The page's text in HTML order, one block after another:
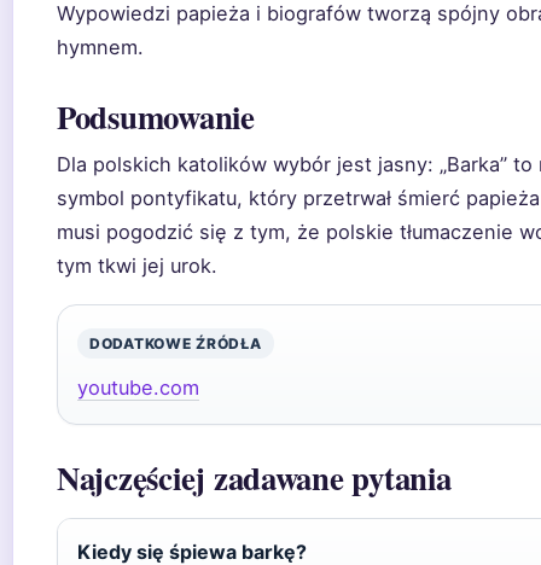
Wypowiedzi papieża i biografów tworzą spójny
hymnem.
Podsumowanie
Dla polskich katolików wybór jest jasny: „Barka”
symbol pontyfikatu, który przetrwał śmierć
musi pogodzić się z tym, że polskie tłumaczenie
tym tkwi jej urok.
DODATKOWE ŹRÓDŁA
youtube.com
Najczęściej zadawane pytania
Kiedy się śpiewa barkę?